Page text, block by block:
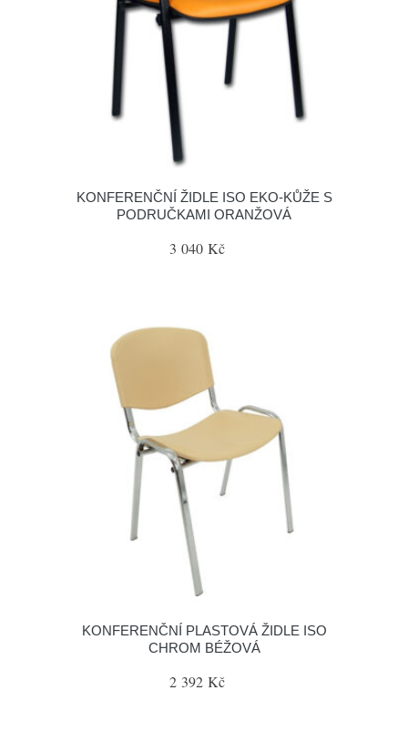
KONFERENČNÍ ŽIDLE ISO EKO-KŮŽE S
PODRUČKAMI ORANŽOVÁ
3 040 Kč
KONFERENČNÍ PLASTOVÁ ŽIDLE ISO
CHROM BÉŽOVÁ
2 392 Kč